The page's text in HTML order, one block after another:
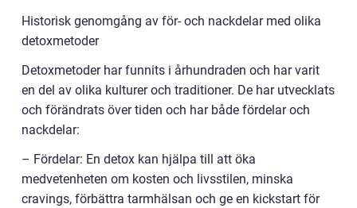
Historisk genomgång av för- och nackdelar med olika
detoxmetoder
Detoxmetoder har funnits i århundraden och har varit
en del av olika kulturer och traditioner. De har utvecklats
och förändrats över tiden och har både fördelar och
nackdelar:
– Fördelar: En detox kan hjälpa till att öka
medvetenheten om kosten och livsstilen, minska
cravings, förbättra tarmhälsan och ge en kickstart för